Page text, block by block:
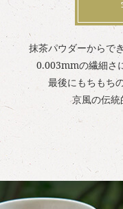
抹茶パウダーからで
0.003mmの繊細さ
最後にもちもち
京風の伝統